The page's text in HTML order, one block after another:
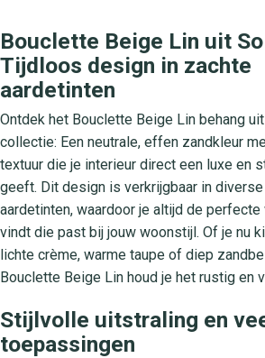
Bouclette Beige Lin uit
Tijdloos design in zachte
aardetinten
Ontdek het Bouclette Beige Lin behang
collectie: Een neutrale, effen zandkleur
textuur die je interieur direct een luxe en
geeft. Dit design is verkrijgbaar in
aardetinten, waardoor je altijd de
vindt die past bij jouw woonstijl. Of je nu
lichte crème, warme taupe of diep
Bouclette Beige Lin houd je het rustig en
Stijlvolle uitstraling en
toepassingen